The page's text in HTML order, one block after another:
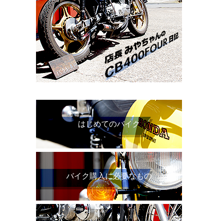
はじめてのバイク
バイク購入に必要なもの